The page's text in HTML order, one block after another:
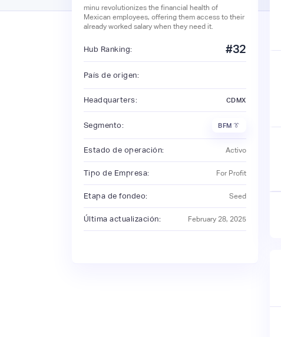
minu revolutionizes the financial health of
Mexican employees, offering them access to their
already worked salary when they need it.
Hub Ranking: #32
País de origen:
Headquarters: CDMX
Segmento: BFM 👔
Estado de operación: Activo
Tipo de Empresa: For Profit
Etapa de fondeo: Seed
Última actualización: February 28, 2025